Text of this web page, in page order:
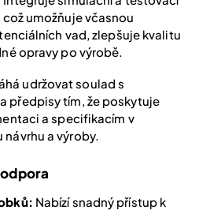
umožňuje včasnou
vad, zlepšuje kvalitu
opravy po výrobě.
udržovat soulad s
předpisy tím, že poskytuje
a specifikacím v
a výroby.
Nabízí snadný přístup k